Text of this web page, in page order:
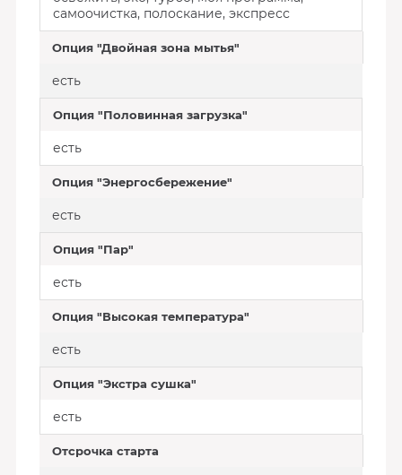
самоочистка, полоскание, экспресс
Опция "Двойная зона мытья"
есть
Опция "Половинная загрузка"
есть
Опция "Энергосбережение"
есть
Опция "Пар"
есть
Опция "Высокая температура"
есть
Опция "Экстра сушка"
есть
Отсрочка старта